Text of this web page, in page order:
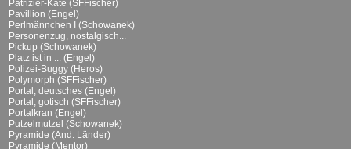
Patrizier-Kate (SFFischer)
Pavillion (Engel)
Perlmännchen I (Schowanek)
Personenzug, nostalgisch...
Pickup (Schowanek)
Platz ist in ... (Engel)
Polizei-Buggy (Heros)
Polymorph (SFFischer)
Portal, deutsches (Engel)
Portal, gotisch (SFFischer)
Portalkran (Engel)
Putzelmutzel (Schowanek)
Pyramide (And. Länder)
Pyramide (Mentor)